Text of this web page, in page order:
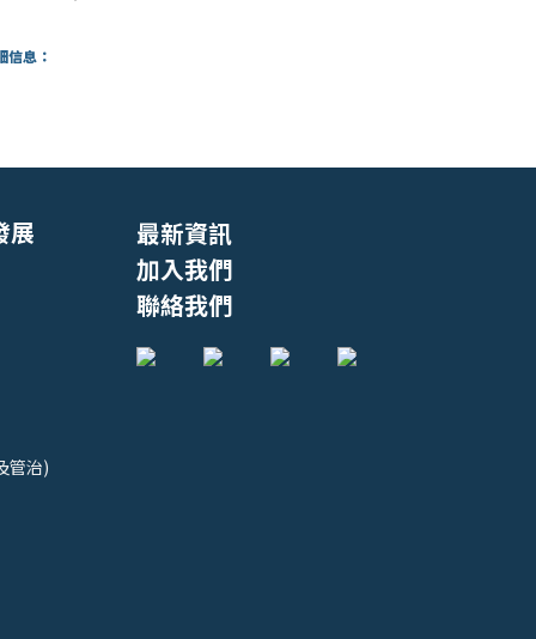
信息：
展
管治)
最新資訊
加入我們
聯絡我們